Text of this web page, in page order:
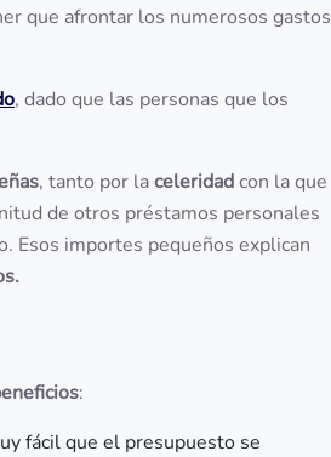
que afrontar los numerosos gastos
, dado que las personas que los
, tanto por laceleridadcon la que
de otros préstamos personales
Esos importes pequeños explican
:
fácil que el presupuesto se